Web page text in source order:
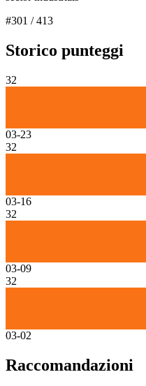
#301 /413
Storico punteggi
32
03-23
32
03-16
32
03-09
32
03-02
Raccomandazioni